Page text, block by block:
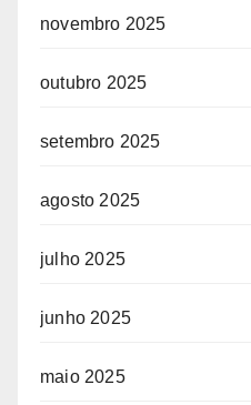
novembro 2025
outubro 2025
setembro 2025
agosto 2025
julho 2025
junho 2025
maio 2025